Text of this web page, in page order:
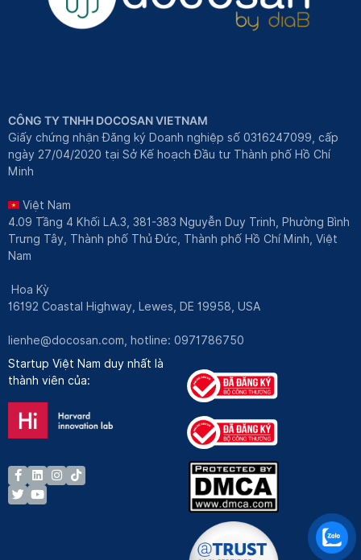
CÔNG TY TNHH DOCOSAN VIETNAM
Giấy chứng nhận Đăng ký Doanh nghiệp số 0316247099, cấp
ngày 27/04/2020 tại Sở Kế hoạch Đầu tư Thành phố Hồ Chí
Minh
Việt Nam
4.09 Tầng 4 Khối LA.3, 381-383 Nguyễn Duy Trinh, Phường Bình
Trưng Tây, Thành phố Thủ Đức, Thành phố Hồ Chí Minh, Việt
Nam
Hoa Kỳ
16192 Coastal Highway, Lewes, DE 19958, USA
lienhe@docosan.com , hotline: 0971786750
Startup Việt Nam duy nhất là
thành viên của: